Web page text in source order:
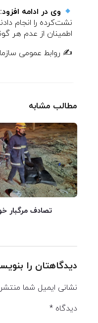
وی در ادامه افزود:
نشت‌کرده را انجام
اطمینان از عدم هر
✍️ روابط عمومی
مطالب مشابه
تصادف مرگبار
دیدگاهتان را
نشانی ایمیل شما
دیدگاه *